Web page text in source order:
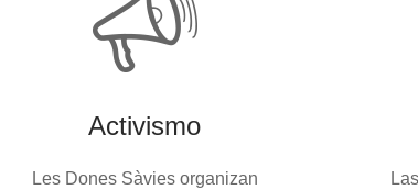
Activismo
Les Dones Sàvies organizan